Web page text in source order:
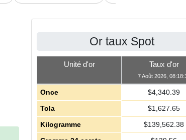
Or taux Spot
Unité d'or Taux d'or
7 Août 2026,
Once $4,340.39
Tola
$1,627.65
Kilogramme
$139,562.38